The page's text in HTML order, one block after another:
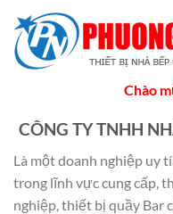
Chào
CÔNG TY TNHH
Là một doanh nghiệp uy
trong lĩnh vực cung cấp,
nghiệp, thiết bị quầy Bar